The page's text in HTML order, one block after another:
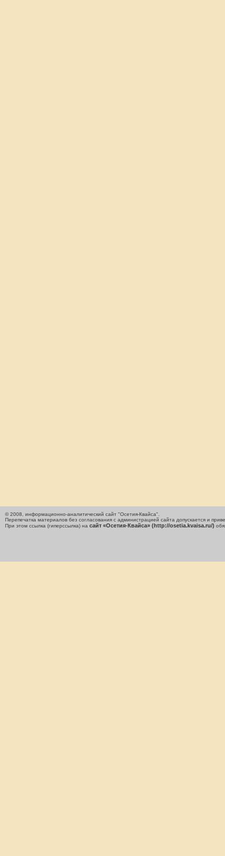
© 2008, информационно-аналитический сайт "Осетия-Квайса".
Перепечатка материалов без согласования с администрацией сайта допускается и
При этом ссылка (гиперссылка) на сайт «Осетия-Квайса» (http://osetia.kvaisa.ru/)